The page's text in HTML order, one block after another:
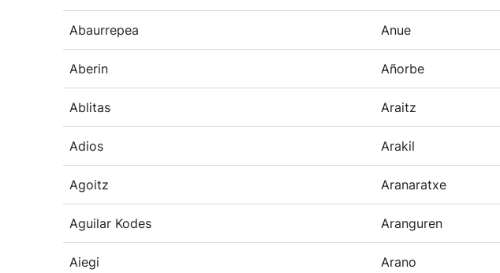
Abaurrepea Anue
Aberin Añorbe
Ablitas Araitz
Adios Arakil
Agoitz Aranaratxe
Aguilar Kodes Aranguren
Aiegi Arano